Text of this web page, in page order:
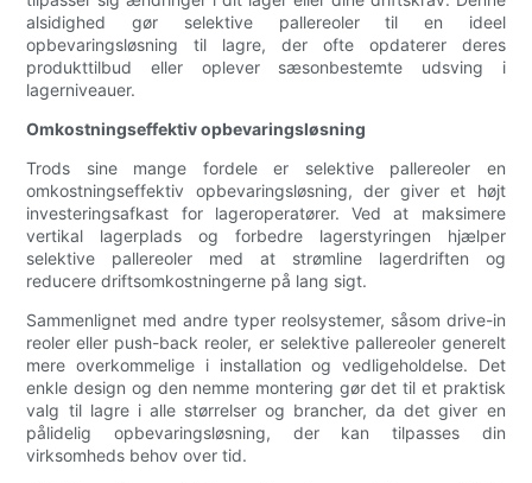
alsidighed gør selektive pallereoler til en ideel
opbevaringsløsning til lagre, der ofte opdaterer deres
produkttilbud eller oplever sæsonbestemte udsving i
lagerniveauer.
Omkostningseffektiv opbevaringsløsning
Trods sine mange fordele er selektive pallereoler en
omkostningseffektiv opbevaringsløsning, der giver et højt
investeringsafkast for lageroperatører. Ved at maksimere
vertikal lagerplads og forbedre lagerstyringen hjælper
selektive pallereoler med at strømline lagerdriften og
reducere driftsomkostningerne på lang sigt.
Sammenlignet med andre typer reolsystemer, såsom drive-in
reoler eller push-back reoler, er selektive pallereoler generelt
mere overkommelige i installation og vedligeholdelse. Det
enkle design og den nemme montering gør det til et praktisk
valg til lagre i alle størrelser og brancher, da det giver en
pålidelig opbevaringsløsning, der kan tilpasses din
virksomheds behov over tid.